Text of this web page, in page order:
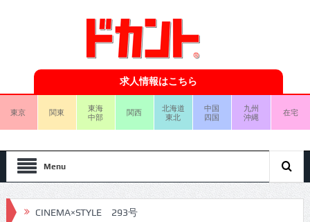
求人情報はこちら
東京 関東
東海
中部
関西
北海道
東北
中国
四国
九州
沖縄
在宅
Menu
CINEMA×STYLE 293号